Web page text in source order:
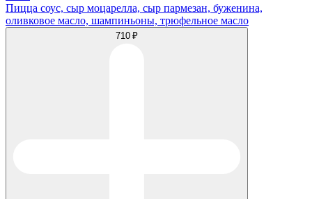
Пицца соус, сыр моцарелла, сыр пармезан, буженина,
оливковое масло, шампиньоны, трюфельное масло
710 ₽